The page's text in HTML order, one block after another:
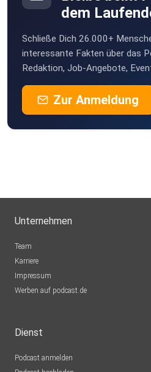
dem
Schließe Dich 26.000+
interessante Fakten über das
Redaktion, Job-Angebote,
Zur Anmeldung
Unternehmen
Team
Karriere
Impressum
Werben auf podcast.de
Dienst
Podcast anmelden